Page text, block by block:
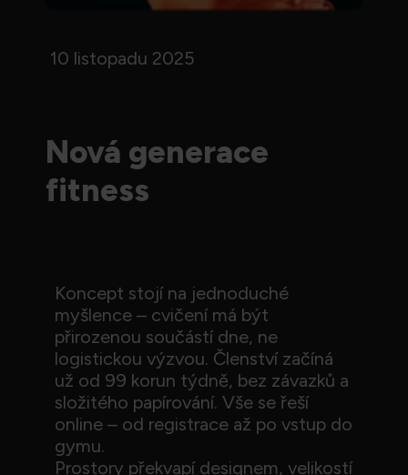
10 listopadu 2025
Nová generace
fitness
Koncept stojí na jednoduché
myšlence – cvičení má být
přirozenou součástí dne, ne
logistickou výzvou. Členství začíná
už od 99 korun týdně, bez závazků a
složitého papírování. Vše se řeší
online – od registrace až po vstup do
gymu.
Prostory překvapí designem, velikostí